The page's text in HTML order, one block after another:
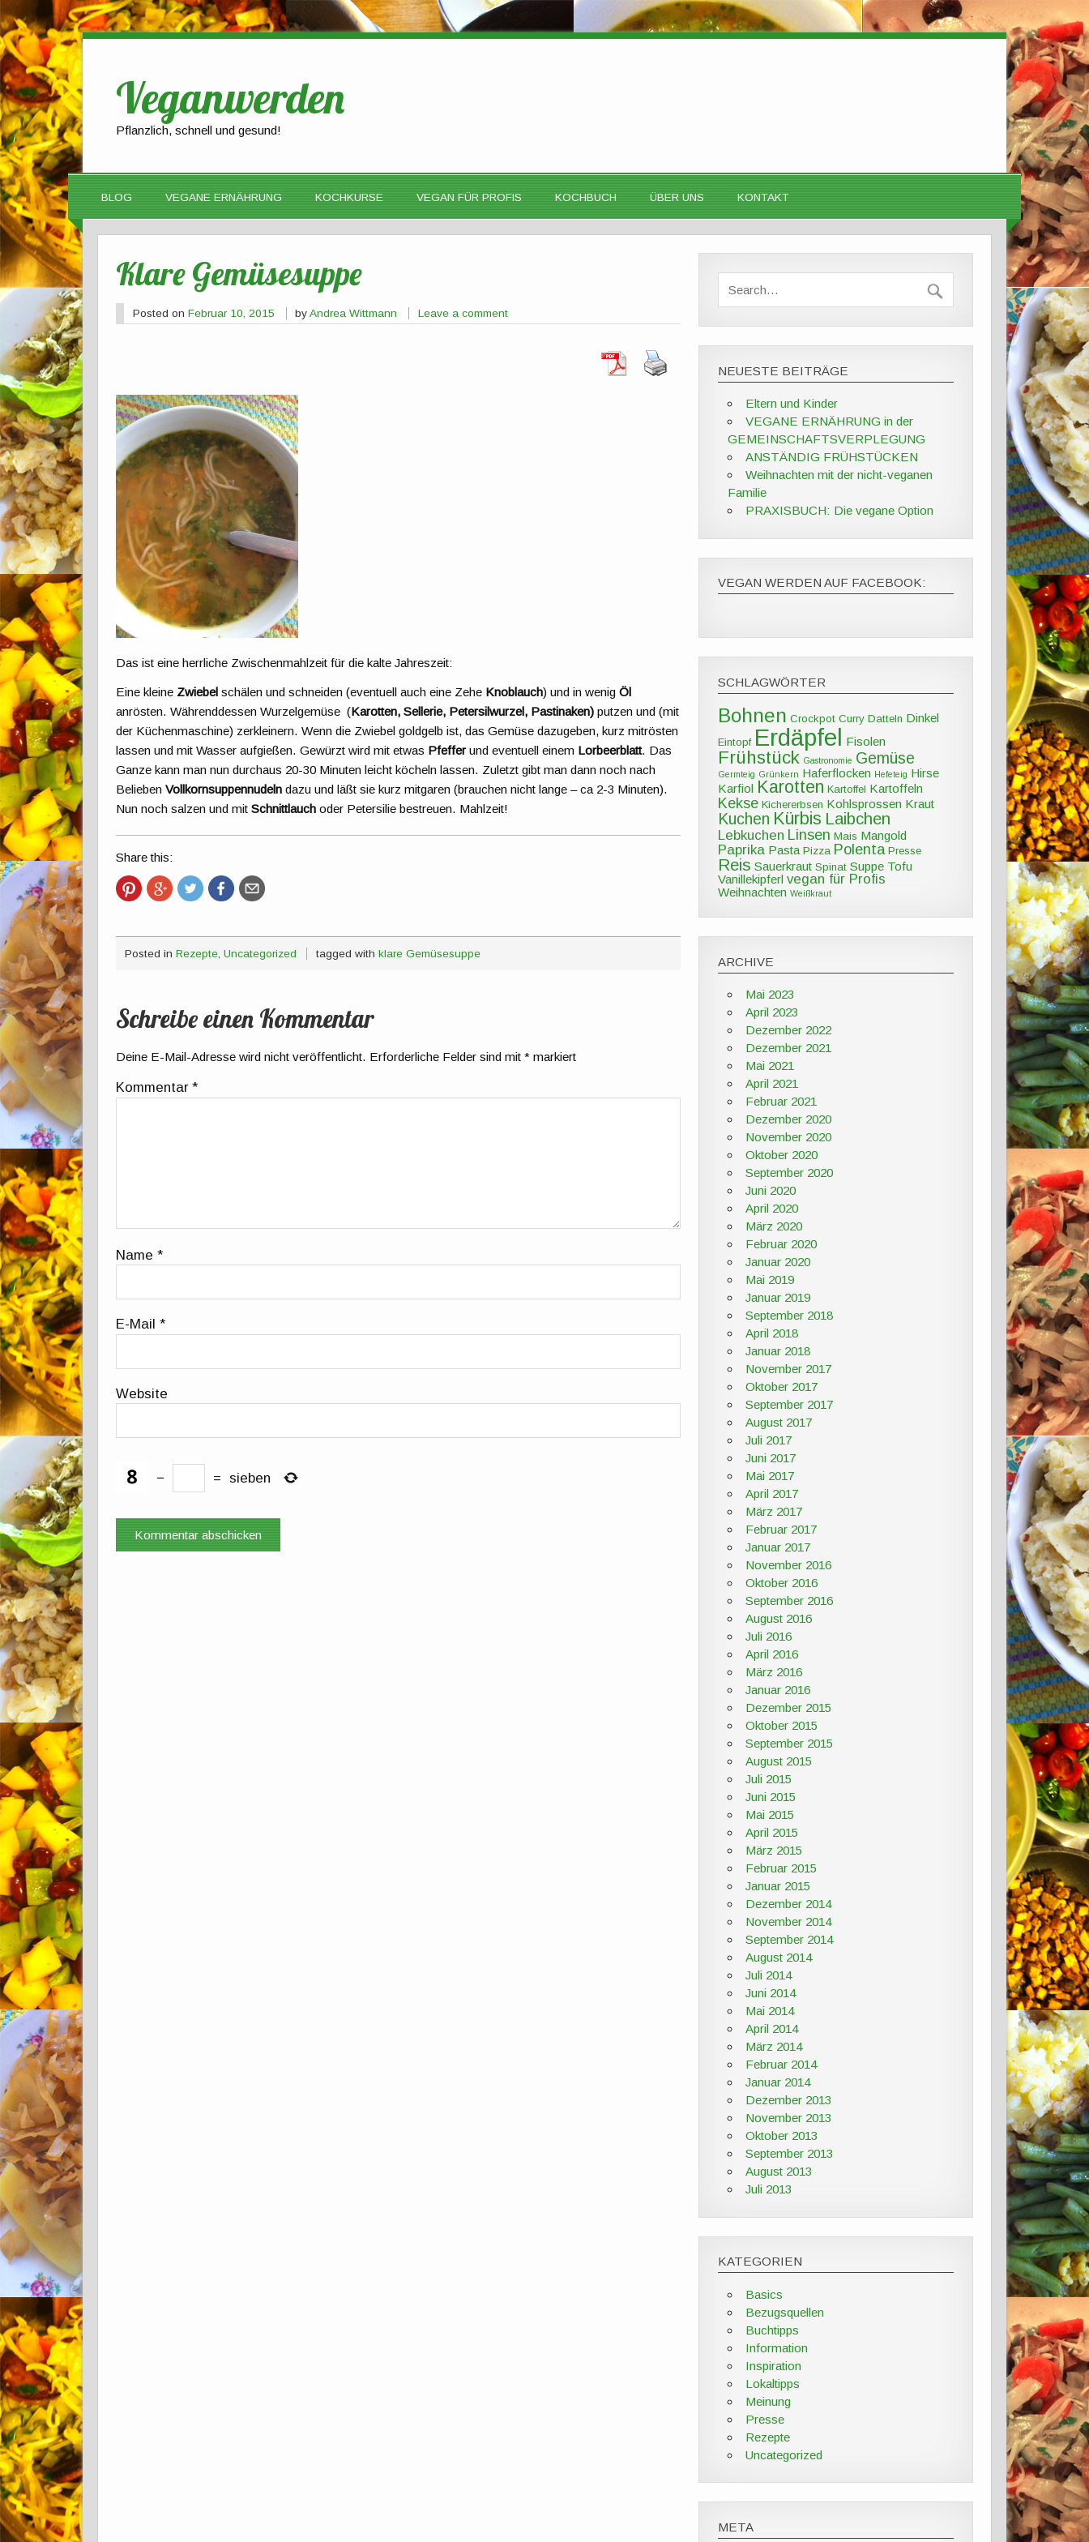
Veganwerden
Pflanzlich, schnell und gesund!
BLOG VEGANE ERNÄHRUNG KOCHKURSE VEGAN FÜR PROFIS KOCHBUCH ÜBER UNS KONTAKT
Klare Gemüsesuppe
Posted on Februar 10, 2015 byAndrea Wittmann Leave a comment
Das ist eine herrliche Zwischenmahlzeit für die kalte Jahreszeit:
Eine kleine Zwiebelschälen und schneiden (eventuell auch eine Zehe Knoblauch) und in wenigÖl
anrösten. Währenddessen Wurzelgemüse (Karotten, Sellerie, Petersilwurzel, Pastinaken) putzen und (mit
der Küchenmaschine) zerkleinern. Wenn die Zwiebel goldgelb ist, das Gemüse dazugeben, kurz mitrösten
lassen und mit Wasser aufgießen. Gewürzt wird mit etwas Pfefferund eventuell einem Lorbeerblatt. Das
Ganze kann man nun durchaus 20-30 Minuten leicht köcheln lassen. Zuletzt gibt man dann noch nach
BeliebenVollkornsuppennudeln dazu und läßt sie kurz mitgaren (brauchen nicht lange – ca 2-3 Minuten).
Nun noch salzen und mitSchnittlauch oder Petersilie bestreuen. Mahlzeit!
Share this:
Posted in Rezepte, Uncategorized tagged withklare Gemüsesuppe
Schreibe einen Kommentar
Deine E-Mail-Adresse wird nicht veröffentlicht. Erforderliche Felder sind mit* markiert
Kommentar*
Name*
E-Mail*
Website
− = sieben
NEUESTE BEITRÄGE
Eltern und Kinder
VEGANE ERNÄHRUNG in der
GEMEINSCHAFTSVERPLEGUNG
ANSTÄNDIG FRÜHSTÜCKEN
Weihnachten mit der nicht-veganen
Familie
PRAXISBUCH: Die vegane Option
VEGAN WERDEN AUF FACEBOOK:
SCHLAGWÖRTER
Bohnen Crockpot Curry Datteln Dinkel
Eintopf Erdäpfel Fisolen
Frühstück Gastronomie Gemüse
Germteig Grünkern Haferflocken Hefeteig Hirse
Karfiol Karotten Kartoffel Kartoffeln
Kekse Kichererbsen Kohlsprossen Kraut
Kuchen Kürbis Laibchen
Lebkuchen Linsen Mais Mangold
Paprika Pasta Pizza Polenta Presse
Reis Sauerkraut Spinat Suppe Tofu
Vanillekipferl vegan für Profis
Weihnachten Weißkraut
ARCHIVE
Mai 2023
April 2023
Dezember 2022
Dezember 2021
Mai 2021
April 2021
Februar 2021
Dezember 2020
November 2020
Oktober 2020
September 2020
Juni 2020
April 2020
März 2020
Februar 2020
Januar 2020
Mai 2019
Januar 2019
September 2018
April 2018
Januar 2018
November 2017
Oktober 2017
September 2017
August 2017
Juli 2017
Juni 2017
Mai 2017
April 2017
März 2017
Februar 2017
Januar 2017
November 2016
Oktober 2016
September 2016
August 2016
Juli 2016
April 2016
März 2016
Januar 2016
Dezember 2015
Oktober 2015
September 2015
August 2015
Juli 2015
Juni 2015
Mai 2015
April 2015
März 2015
Februar 2015
Januar 2015
Dezember 2014
November 2014
September 2014
August 2014
Juli 2014
Juni 2014
Mai 2014
April 2014
März 2014
Februar 2014
Januar 2014
Dezember 2013
November 2013
Oktober 2013
September 2013
August 2013
Juli 2013
KATEGORIEN
Basics
Bezugsquellen
Buchtipps
Information
Inspiration
Lokaltipps
Meinung
Presse
Rezepte
Uncategorized
META